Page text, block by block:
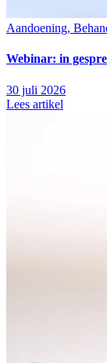
Aandoening,
Webinar: in
30 juli 2026
Lees artikel